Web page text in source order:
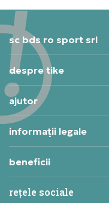
sc bds ro sport srl
despre tike
ajutor
informații legale
beneficii
rețele sociale